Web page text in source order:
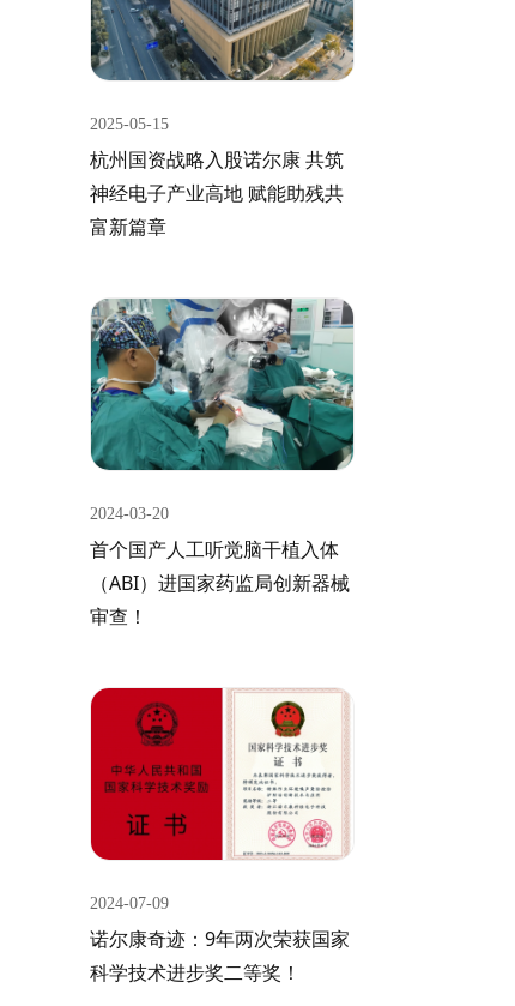
2025-05-15
杭州国资战略入股诺尔康 共筑
神经电子产业高地 赋能助残共
富新篇章
2024-03-20
首个国产人工听觉脑干植入体
（ABI）进国家药监局创新器械
审查！
2024-07-09
诺尔康奇迹：9年两次荣获国家
科学技术进步奖二等奖！